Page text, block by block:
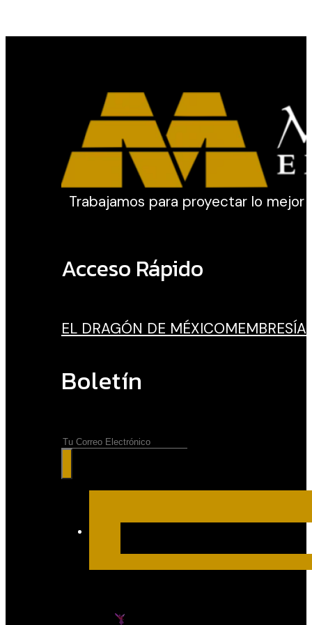
Trabajamos para proyectar lo
Acceso Rápido
EL DRAGÓN DE MÉXICO
Boletín